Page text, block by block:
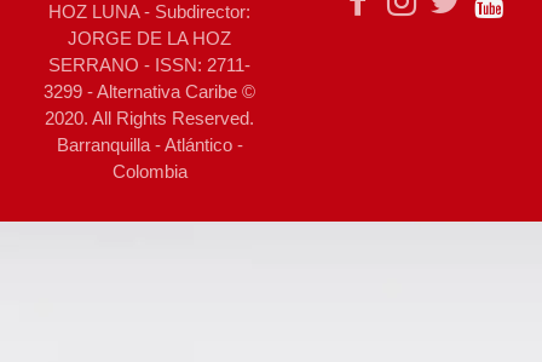
HOZ LUNA - Subdirector:
JORGE DE LA HOZ
SERRANO - ISSN: 2711-
3299 - Alternativa Caribe ©
2020. All Rights Reserved.
Barranquilla - Atlántico -
Colombia